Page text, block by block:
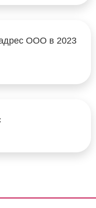
ООО в 2023